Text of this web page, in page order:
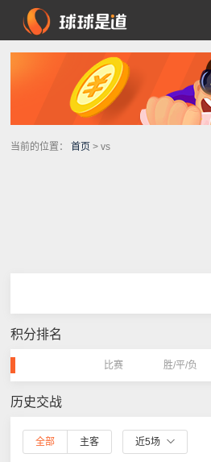
当前的位置： 首页 > vs
积分排名
比赛 胜/平/负
历史交战
全部 主客 近5场